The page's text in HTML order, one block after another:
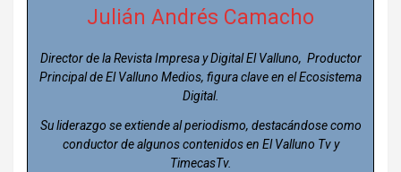
Julián Andrés Camacho
Director de la Revista Impresa y Digital El Valluno, Productor
Principal de El Valluno Medios, figura clave en el Ecosistema
Digital.
Su liderazgo se extiende al periodismo, destacándose como
conductor de algunos contenidos en El Valluno Tv y
TimecasTv.